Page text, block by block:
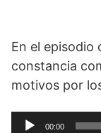
En el episodio
constancia
motivos por
Reproductor
00:00